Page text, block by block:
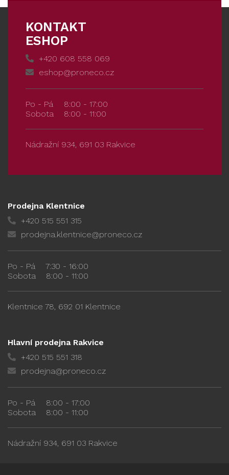
KONTAKT
ESHOP
+420 608 558 069
eshop@proneco.cz
Po - Pá
8:00 - 17:00
Sobota
8:00 - 11:00
Nádražní 934, 691 03 Rakvice
Prodejna Klentnice
+420 515 551 315
prodejna.klentnice@proneco.cz
Po - Pá
7:30 - 16:00
Sobota
8:00 - 11:00
Klentnice 78, 692 01 Klentnice
Hlavní prodejna Rakvice
+420 515 551 318
prodejna@proneco.cz
Po - Pá
8:00 - 17:00
Sobota
8:00 - 11:00
Nádražní 934, 691 03 Rakvice